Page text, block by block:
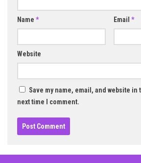
Name * Email *
Website
Save my name, email, and website
next time I comment.